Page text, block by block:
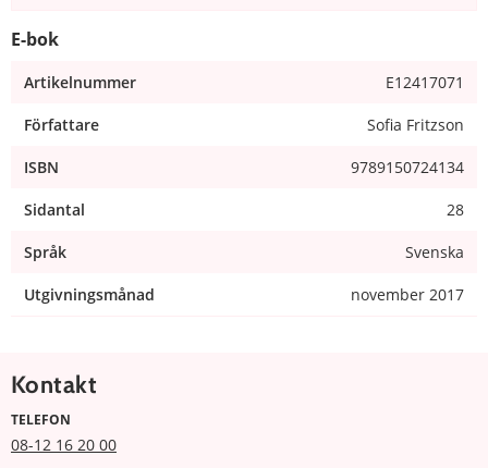
E-bok
Artikelnummer E12417071
Författare Sofia Fritzson
ISBN 9789150724134
Sidantal 28
Språk Svenska
Utgivningsmånad november 2017
Kontakt
TELEFON
08-12 16 20 00